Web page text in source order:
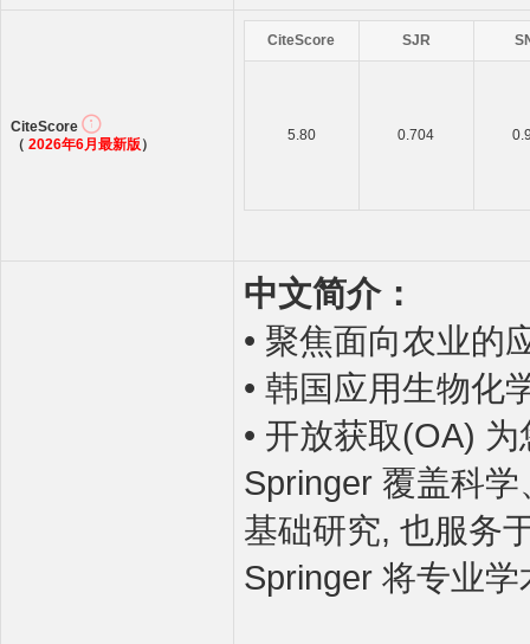
CiteScore
（ 2026年6月最新版）
CiteScore SJR
5.80 0.704
中文简介：
• 聚焦面向农业的
• 韩国应用生物化
• 开放获取(OA)
Springer 覆盖科
基础研究, 也服务
Springer 将专业